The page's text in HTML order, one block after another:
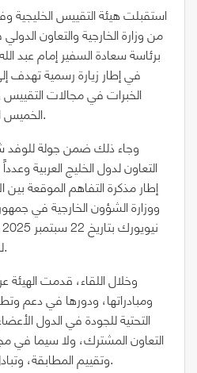
استقبلت هيئة التقييس الخليجية
من وزارة الخارجية والتعاون
برئاسة سعادة السفير إمام عبد
في إطار زيارة رسمية تهدف
الخبرات في مجالات
الخميس الماضي 11 ديسمبر 2025م.
وجاء ذلك ضمن جولة للوفد
التعاون لدول الخليج العربية
إطار مذكرة التفاهم الموقعة بين
ووزارة الشؤون الخارجية في
للجمعية العامة للأمم المتحدة.
وخلال اللقاء، قدمت الهيئة
ومبادراتها، ودورها في دعم
التحتية للجودة في الدول
التعاون المشترك، ولا سيما في
وتقييم المطابقة، وتبادل المعلومات، وبناء القدرات.